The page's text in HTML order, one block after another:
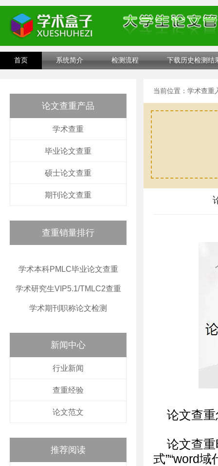
首页 系统简介 检测流程 下载历史检测结
论文查重产品
学术查重
毕业论文查重
硕士论文查重
期刊论文查重
查重销量排行
学术本科PMLC毕业论文查重
学术研究生VIP5.1/TMLC2查重
学术期刊职称论文检测
新闻中心
行业新闻
查重经验
论文范文
推荐阅读
当前位置： 学术查重
论文查
论文查重
式”“word